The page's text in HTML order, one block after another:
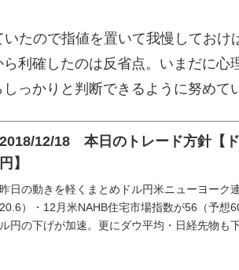
たので指値を置いて我慢しておけ
利確したのは反省点。いまだに心
っかりと判断できるように努めて
2018/12/18 本日のトレード方針【
円】
昨日の動きを軽くまとめドル円米ニューヨーク
20.6）・12月米NAHB住宅市場指数が56（予想
ル円の下げが加速。更にダウ平均・日経先物も